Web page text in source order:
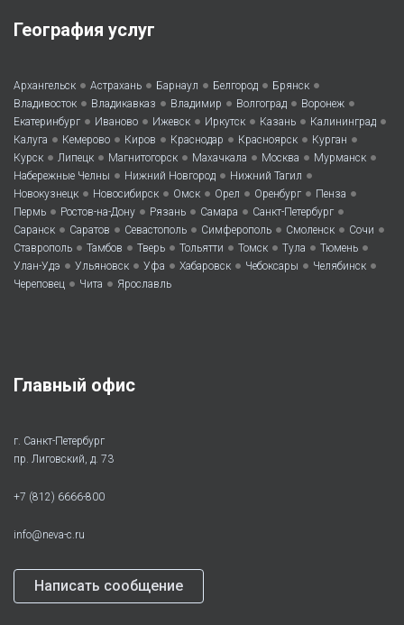
География услуг
Архангельск • Астрахань • Барнаул • Белгород • Брянск •
Владивосток • Владикавказ • Владимир • Волгоград • Воронеж •
Екатеринбург • Иваново • Ижевск • Иркутск • Казань • Калининград •
Калуга • Кемерово • Киров • Краснодар • Красноярск • Курган •
Курск • Липецк • Магнитогорск • Махачкала • Москва • Мурманск •
Набережные Челны • Нижний Новгород • Нижний Тагил •
Новокузнецк • Новосибирск • Омск • Орел • Оренбург • Пенза •
Пермь • Ростов-на-Дону • Рязань • Самара • Санкт-Петербург •
Саранск • Саратов • Севастополь • Симферополь • Смоленск • Сочи •
Ставрополь • Тамбов • Тверь • Тольятти • Томск • Тула • Тюмень •
Улан-Удэ • Ульяновск • Уфа • Хабаровск • Чебоксары • Челябинск •
Череповец • Чита • Ярославль
Главный офис
г. Санкт-Петербург
пр. Лиговский, д. 73
+7 (812) 6666-800
info@neva-c.ru
Написать сообщение